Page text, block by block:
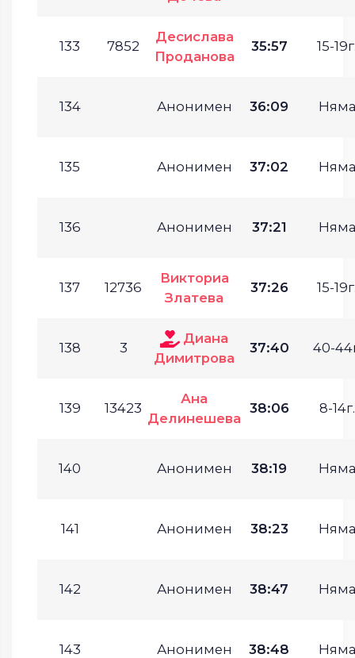
133 7852
Десислава
Проданова
35:57 15-
134 Анонимен 36:09 Няма
135 Анонимен 37:02 Няма
136 Анонимен 37:21 Няма
137 12736
Викториа
Златева
37:26 15-
138 3
Диана
Димитрова
37:40 40-
139 13423
Ана
Делинешева
38:06 8-14г.
140 Анонимен 38:19 Няма
141 Анонимен 38:23 Няма
142 Анонимен 38:47 Няма
143 Анонимен 38:48 Няма